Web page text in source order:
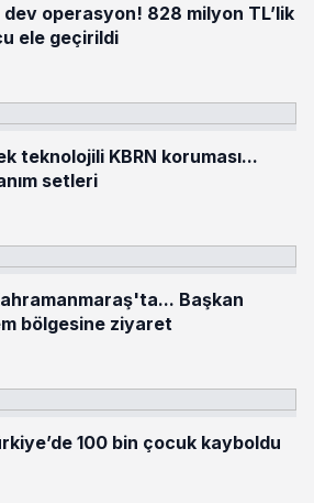
dev operasyon! 828 milyon TL’lik
ele geçirildi
teknolojili KBRN koruması...
setleri
Başkan
bölgesine ziyaret
100 bin çocuk kayboldu